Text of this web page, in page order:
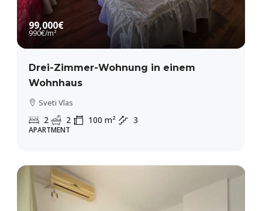
99,000€
990€/m²
Drei-Zimmer-Wohnung in einem
Wohnhaus
Sveti Vlas
2 2 100 m² 3
APARTMENT